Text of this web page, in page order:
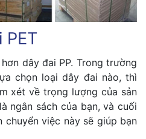
PET
dây đai PP. Trong trường
chọn loại dây đai nào, thì
xét về trọng lượng của sản
ngân sách của bạn, và cuối
chuyển việc này sẽ giúp bạn